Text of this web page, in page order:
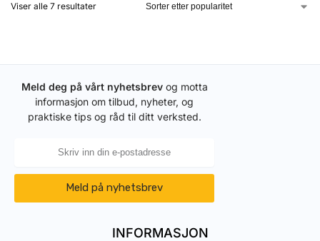
Viser alle 7 resultater
Meld deg på vårt nyhetsbrevog motta
informasjon om tilbud, nyheter, og
praktiske tips og råd til ditt verksted.
Meld på nyhetsbrev
INFORMASJON